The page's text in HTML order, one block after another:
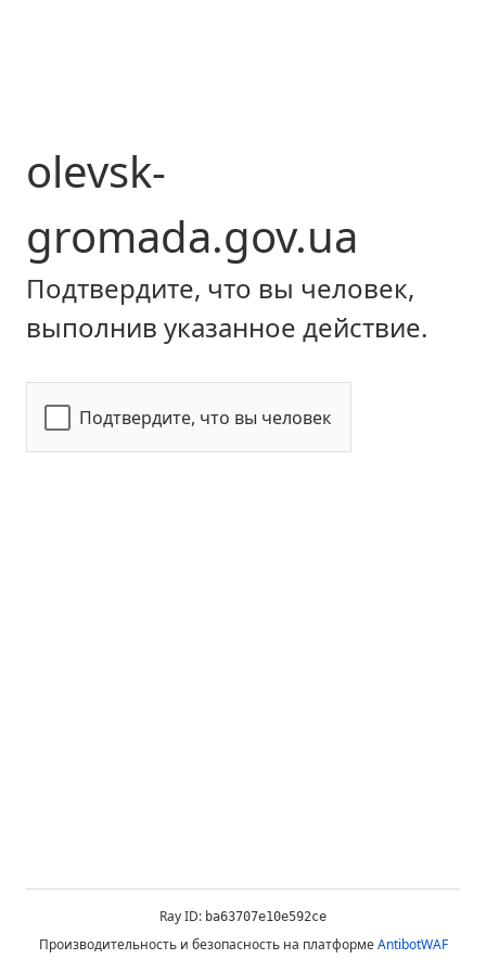
olevsk-
gromada.gov.ua
Подтвердите, что вы человек,
выполнив указанное действие.
Подтвердите, что вы человек
Ray ID: ba63707e10e592ce
Производительность и безопасность на платформеAntibotWAF